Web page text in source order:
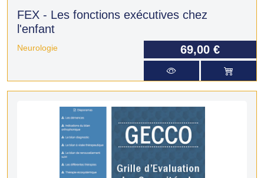
FEX - Les fonctions exécutives chez
l'enfant
Neurologie 69,00 €